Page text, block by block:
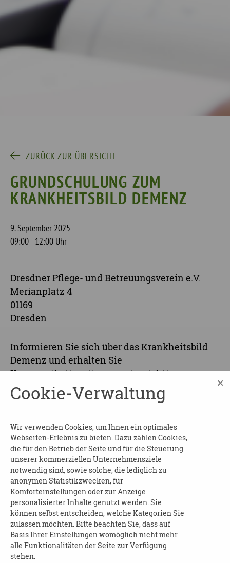
ZURÜCK ZUR ÜBERSICHT
GRUNDSCHULUNG ZUM
KRANKHEITSBILD DEMENZ
9. September 2025
09:00 - 12:00 Uhr
Dresdner Pflege- und Betreuungsverein e.V.
Merianplatz 4
01169
Dresden
Informieren Sie sich über das Krankheitsbild
Demenz und erhalten Sie
Kommunikationstipps sowie wichtige
Adressen und Ansprechpersonen in Dresden.
Nach der Veranstaltung erhalten Sie eine
Beginn und Dauer:am 09.09.2025 von 09:00 bis
12:00 Uhr
Wo: Dresdner Pflege- und Betreuungsverein
e.V., im Sachsenforum, 2. Ebene
Kosten: frei
Anmeldungerforderlich an:
Kompetenzaufgaben Demenz
Telefon: 0351 4166047
Cookie-Verwaltung ×
Wir verwenden Cookies, um Ihnen ein optimales
Webseiten-Erlebnis zu bieten. Dazu zählen Cookies,
die für den Betrieb der Seite und für die Steuerung
unserer kommerziellen Unternehmensziele
notwendig sind, sowie solche, die lediglich zu
anonymen Statistikzwecken, für
Komforteinstellungen oder zur Anzeige
personalisierter Inhalte genutzt werden. Sie
können selbst entscheiden, welche Kategorien Sie
zulassen möchten. Bitte beachten Sie, dass auf
Basis Ihrer Einstellungen womöglich nicht mehr
alle Funktionalitäten der Seite zur Verfügung
stehen.